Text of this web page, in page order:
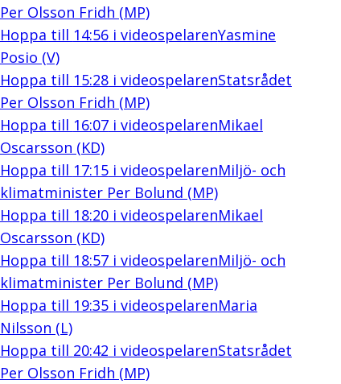
Per Olsson Fridh (MP)
Hoppa till 14:56i videospelarenYasmine
Posio (V)
Hoppa till 15:28i videospelarenStatsrådet
Per Olsson Fridh (MP)
Hoppa till 16:07i videospelarenMikael
Oscarsson (KD)
Hoppa till 17:15i videospelarenMiljö- och
klimatminister Per Bolund (MP)
Hoppa till 18:20i videospelarenMikael
Oscarsson (KD)
Hoppa till 18:57i videospelarenMiljö- och
klimatminister Per Bolund (MP)
Hoppa till 19:35i videospelarenMaria
Nilsson (L)
Hoppa till 20:42 i videospelarenStatsrådet
Per Olsson Fridh (MP)